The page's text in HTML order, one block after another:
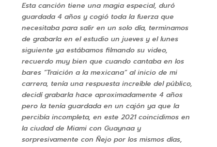
Esta canción tiene una magia especial, duró
guardada 4 años y cogió toda la fuerza que
necesitaba para salir en un solo día, terminamos
de grabarla en el estudio un jueves y el lunes
siguiente ya estábamos filmando su video,
recuerdo muy bien que cuando cantaba en los
bares “Traición a la mexicana” al inicio de mi
carrera, tenía una respuesta increíble del público,
decidí grabarla hace aproximadamente 4 años
pero la tenía guardada en un cajón ya que la
percibía incompleta, en este 2021 coincidimos en
la ciudad de Miami con Guaynaa y
sorpresivamente con Ñejo por los mismos días,